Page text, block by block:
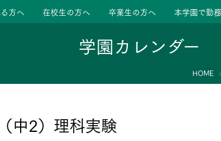
方へ 在校生の方へ 卒業生の方へ 本学園で勤
学園カレンダー
HOME
中2）理科実験